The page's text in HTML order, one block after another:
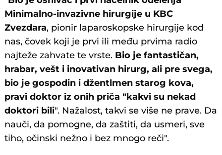
Minimalno-invazivne hirurgije u KBC
Zvezdara, pionir laparoskopske hirurgije kod
nas, čovek koji je prvi ili među prvima radio
najteže zahvate te vrste. Bio je fantastičan,
hrabar, vešt i inovativan hirurg, ali pre svega,
bio je gospodin i džentlmen starog kova,
pravi doktor iz onih priča "kakvi su nekad
doktori bili". Nažalost, takvi se više ne prave. Da
nauči, da pomogne, da zaštiti, da usmeri, sve
tiho, očinski nežno i bez mnogo reči".